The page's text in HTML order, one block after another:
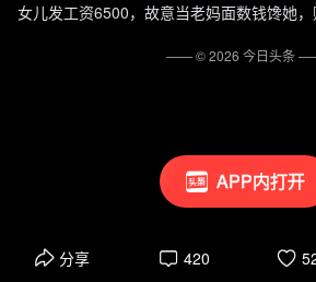
APP内打开
女儿发工资6500，故意当老妈面数钱馋她
分享 420
—— ©2026 今日头条